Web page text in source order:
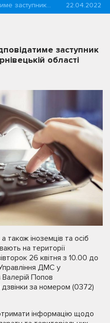
заступник…
22.04.2022
заступник
області
також іноземців та осіб
на території
26 квітня з 10.00 до
ДМС у
Валерій Попов
за номером (0372)
інформацію щодо